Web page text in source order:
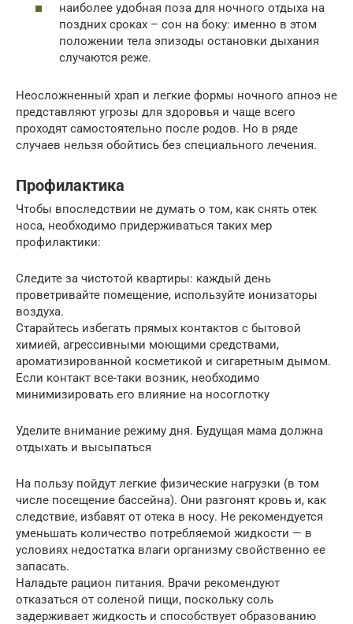
наиболее удобная поза для ночного отдыха на
поздних сроках – сон на боку: именно в этом
положении тела эпизоды остановки дыхания
случаются реже.
Неосложненный храп и легкие формы ночного апноэ не
представляют угрозы для здоровья и чаще всего
проходят самостоятельно после родов. Но в ряде
случаев нельзя обойтись без специального лечения.
Профилактика
Чтобы впоследствии не думать о том, как снять отек
носа, необходимо придерживаться таких мер
профилактики:
Следите за чистотой квартиры: каждый день
проветривайте помещение, используйте ионизаторы
воздуха.
Старайтесь избегать прямых контактов с бытовой
химией, агрессивными моющими средствами,
ароматизированной косметикой и сигаретным дымом.
Если контакт все-таки возник, необходимо
минимизировать его влияние на носоглотку
Уделите внимание режиму дня. Будущая мама должна
отдыхать и высыпаться
На пользу пойдут легкие физические нагрузки (в том
числе посещение бассейна). Они разгонят кровь и, как
следствие, избавят от отека в носу. Не рекомендуется
уменьшать количество потребляемой жидкости — в
условиях недостатка влаги организму свойственно ее
запасать.
Наладьте рацион питания. Врачи рекомендуют
отказаться от соленой пищи, поскольку соль
задерживает жидкость и способствует образованию